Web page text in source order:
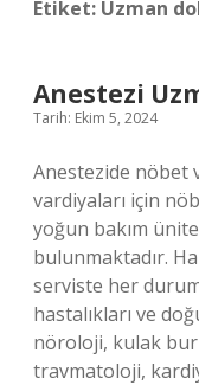
Etiket: Uzman
Anestezi
Tarih: Ekim 5, 2024
Anestezide nöbet
vardiyaları için
yoğun bakım
bulunmaktadır.
serviste her
hastalıkları ve
nöroloji, kulak
travmatoloji,